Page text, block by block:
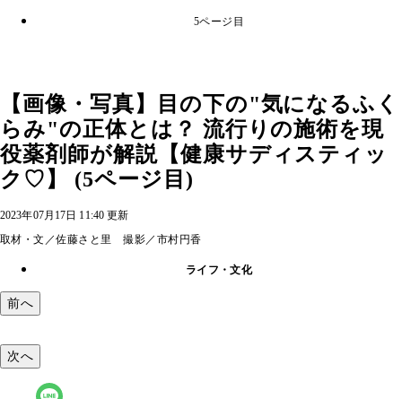
5ページ目
【画像・写真】目の下の"気になるふく
らみ"の正体とは？ 流行りの施術を現
役薬剤師が解説【健康サディスティッ
ク♡】 (5ページ目)
2023年07月17日 11:40 更新
取材・文／佐藤さと里 撮影／市村円香
ライフ・文化
前へ
次へ